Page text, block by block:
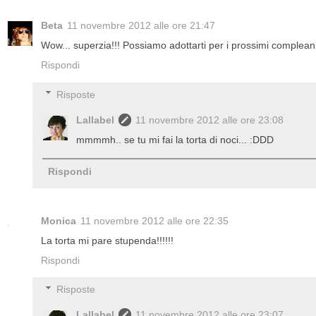
Beta 11 novembre 2012 alle ore 21:47
Wow... superzia!!! Possiamo adottarti per i prossimi
Rispondi
Risposte
Lallabel
11 novembre 2012 alle ore 23:08
mmmmh.. se tu mi fai la torta di noci... :DDD
Rispondi
Monica 11 novembre 2012 alle ore 22:35
La torta mi pare stupenda!!!!!!
Rispondi
Risposte